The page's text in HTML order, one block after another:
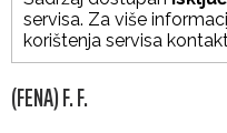
servisa. Za više
korištenja servisa
(FENA) F. F.